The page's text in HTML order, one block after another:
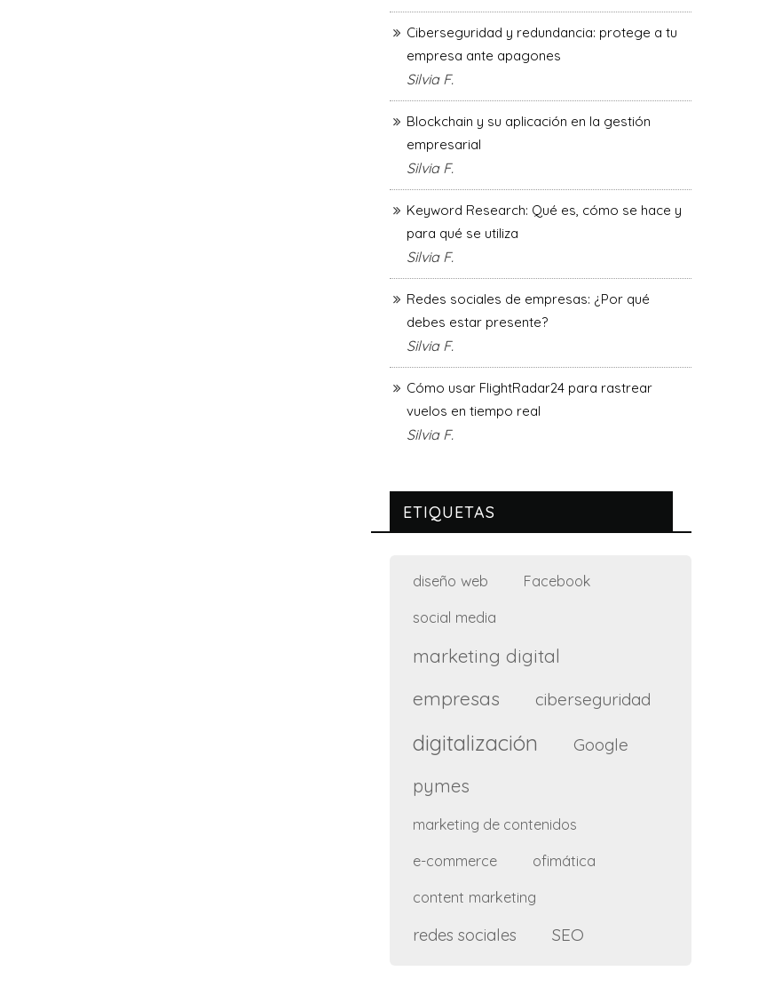
Ciberseguridad y redundancia: protege a tu
empresa ante apagones
Silvia F.
Blockchain y su aplicación en la gestión
empresarial
Silvia F.
Keyword Research: Qué es, cómo se hace y
para qué se utiliza
Silvia F.
Redes sociales de empresas: ¿Por qué
debes estar presente?
Silvia F.
Cómo usar FlightRadar24 para rastrear
vuelos en tiempo real
Silvia F.
ETIQUETAS
diseño web Facebook
social media
marketing digital
empresas
ciberseguridad
digitalización Google
pymes
marketing de contenidos
e-commerce
ofimática
content marketing
redes sociales SEO